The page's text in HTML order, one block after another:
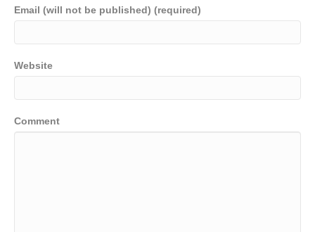
Email (will not be published) (required)
Website
Comment